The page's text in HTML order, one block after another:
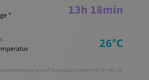
* 13h 18min
26°C
und Tageslänge berechnet für den 15.